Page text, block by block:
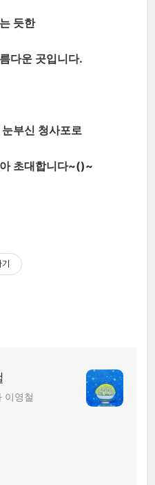
듯한
다운 곳입니다.
부신 청사포로
초대합니다~()~
이영철